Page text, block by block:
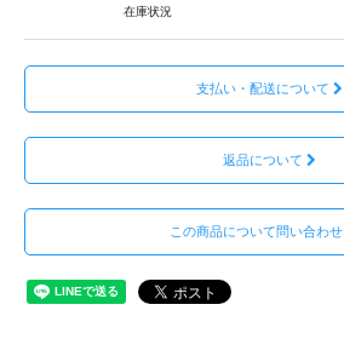
在庫状況
支払い・配送について
返品について
この商品について問い合わせ